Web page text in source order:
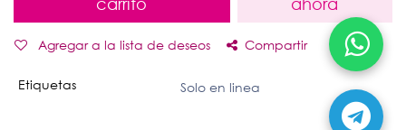
Agregar a la lista de deseos Compartir
Etiquetas Solo en linea